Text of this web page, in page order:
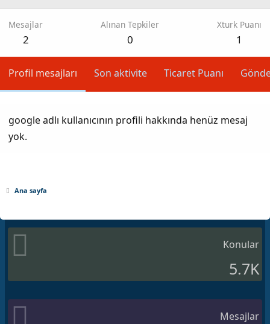
Mesajlar
2
Alınan Tepkiler
0
Xturk Puanı
1
Profil mesajları Son aktivite Ticaret Puanı
google adlı kullanıcının profili hakkında henüz mesaj
yok.
Ana sayfa
Konular
5.7K
Mesajlar